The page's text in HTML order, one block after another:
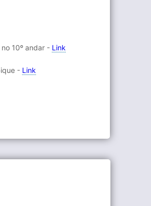
10º andar - Link
- Link